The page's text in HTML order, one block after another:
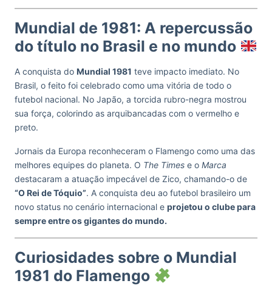
Mundial de 1981: A repercussão
do título no Brasil e no mundo
A conquista do Mundial 1981 teve impacto imediato. No
Brasil, o feito foi celebrado como uma vitória de todo o
futebol nacional. No Japão, a torcida rubro-negra mostrou
sua força, colorindo as arquibancadas com o vermelho e
preto.
Jornais da Europa reconheceram o Flamengo como uma das
melhores equipes do planeta. O The Times e o Marca
destacaram a atuação impecável de Zico, chamando-o de
“O Rei de Tóquio”. A conquista deu ao futebol brasileiro um
novo status no cenário internacional e projetou o clube para
sempre entre os gigantes do mundo.
Curiosidades sobre o Mundial
1981 do Flamengo